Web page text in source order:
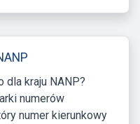
dla kraju NANP?
numerów
numer kierunkowy